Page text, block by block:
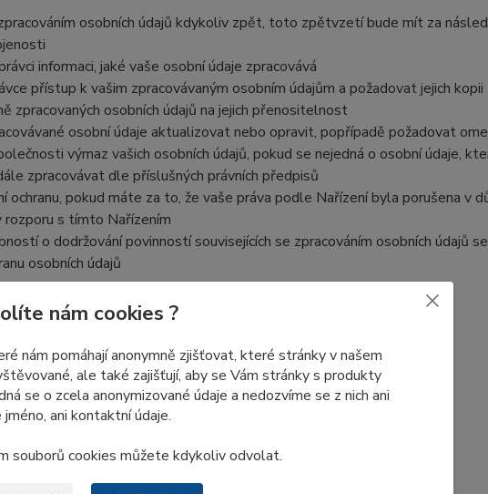
osobních údajů kdykoliv zpět, toto zpětvzetí bude mít za
informaci, jaké vaše osobní údaje zpracovává
přístup k vašim zpracovávaným osobním údajům a požadovat jejich kopii
zpracovaných osobních údajů na jejich přenositelnost
osobní údaje aktualizovat nebo opravit, popřípadě požadovat
výmaz vašich osobních údajů, pokud se nejedná o osobní údaje,
zpracovávat dle příslušných právních předpisů
ochranu, pokud máte za to, že vaše práva podle Nařízení byla porušena v
rozporu s tímto Nařízením
o dodržování povinností souvisejících se zpracováním osobních údajů
osobních údajů
nám cookies ?
nám pomáhají anonymně zjišťovat, které stránky v našem
ale také zajišťují, aby se Vám stránky s produkty
se o zcela anonymizované údaje a nedozvíme se z nich ani
jméno, ani kontaktní údaje.
souborů cookies můžete kdykoliv odvolat.